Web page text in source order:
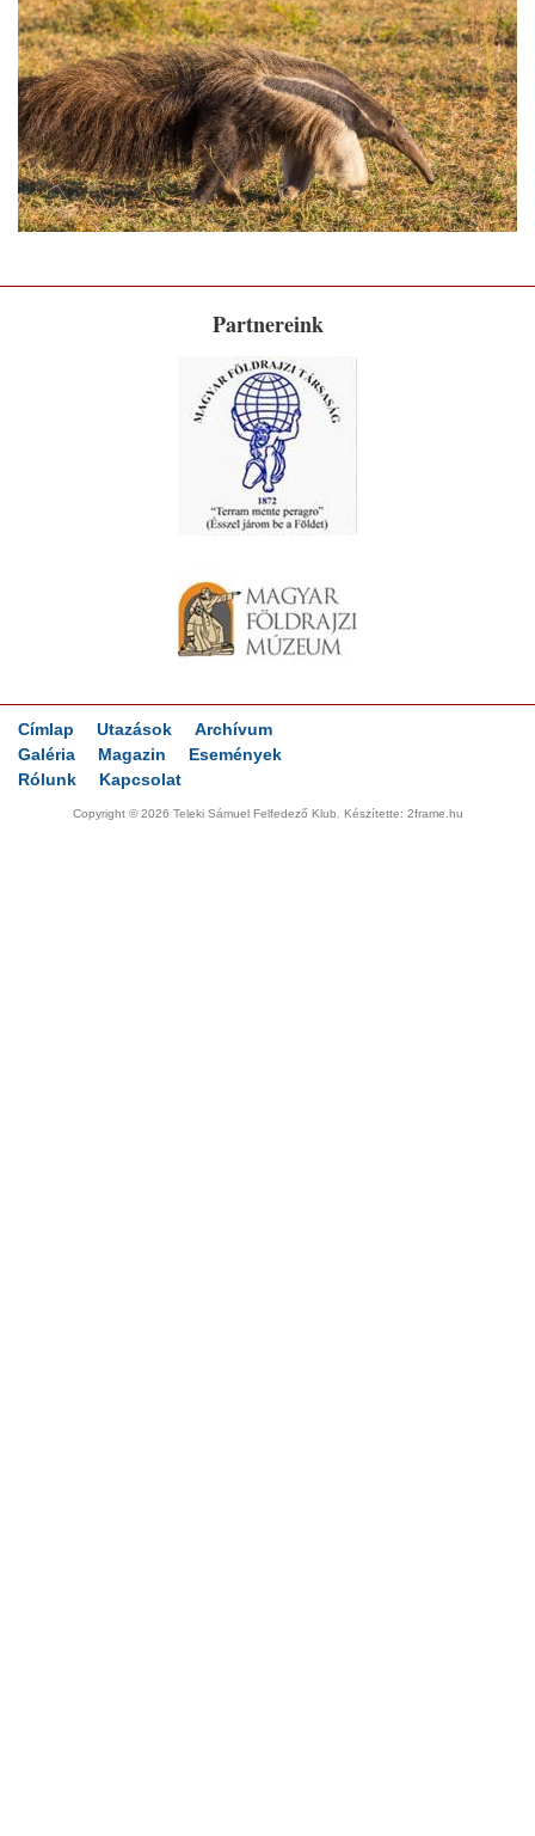
Partnereink
Címlap Utazások
Archívum
Galéria
Magazin
Események
Rólunk
Kapcsolat
Copyright © 2026 Teleki Sámuel Felfedező Klub. Készítette: 2frame.hu